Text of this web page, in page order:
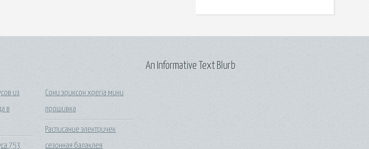
из
в
753
Сони эриксон xperia мини
прошивка
Расписание электричек
сезонная балаклея
An Informative Text Blurb